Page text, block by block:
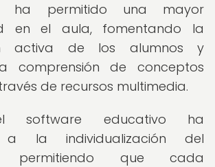
ha permitido una mayor
en el aula, fomentando la
activa de los alumnos y
comprensión de conceptos
de recursos multimedia.
software educativo ha
a la individualización del
permitiendo que cada